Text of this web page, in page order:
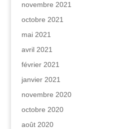
novembre 2021
octobre 2021
mai 2021
avril 2021
février 2021
janvier 2021
novembre 2020
octobre 2020
août 2020